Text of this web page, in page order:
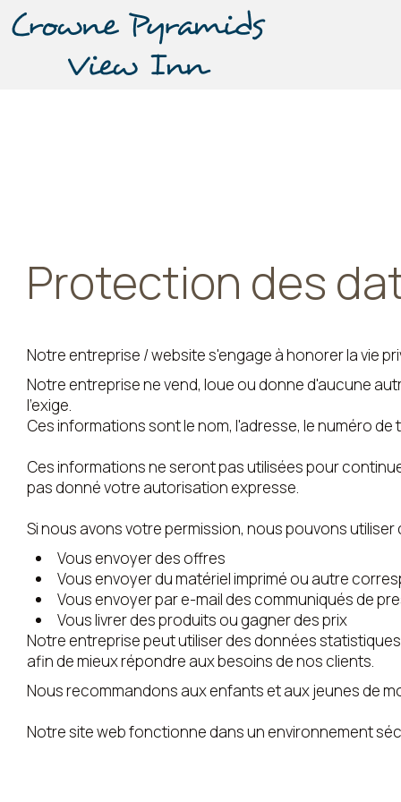
Protection des
Notre entreprise / website s'engage à honorer la vie
Notre entreprise ne vend, loue ou donne d'aucune
l'exige.
Ces informations sont le nom, l'adresse, le numéro
Ces informations ne seront pas utilisées pour
pas donné votre autorisation expresse.
Si nous avons votre permission, nous pouvons
Vous envoyer des offres
Vous envoyer du matériel imprimé ou autre
Vous envoyer par e-mail des communiqués de
Vous livrer des produits ou gagner des prix
Notre entreprise peut utiliser des données
afin de mieux répondre aux besoins de nos clients.
Nous recommandons aux enfants et aux jeunes de
Notre site web fonctionne dans un environnement